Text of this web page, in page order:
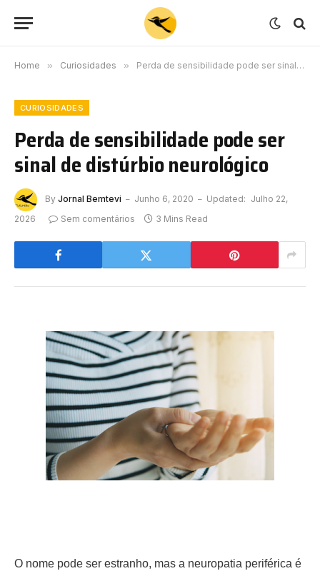
Home » Curiosidades » Perda de sensibilidade pode ser sinal de distúrbio neurológico
CURIOSIDADES
Perda de sensibilidade pode ser
sinal de distúrbio neurológico
By Jornal Bemtevi Junho 6, 2020 Updated: Julho 22,
2026
Sem comentários 3 Mins Read
O nome pode ser estranho, mas a neuropatia periférica é